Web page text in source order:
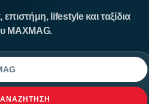
lifestyle και ταξίδια
MAXMAG.
ΑΝΑΖΉΤΗΣΗ